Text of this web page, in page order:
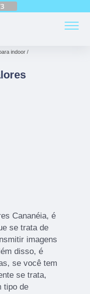
indoor
Cananéia, é
se trata de
imagens
disso, é
se você tem
se trata,
tipo de